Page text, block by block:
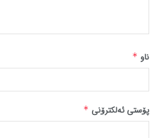
ناو *
پۆستی ئەلکترۆنی *